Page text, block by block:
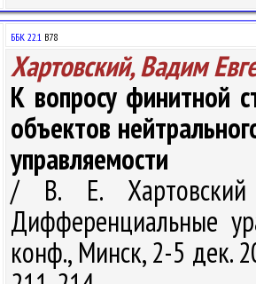
ББК 22.1 В78
Хартовский, Вадим
К вопросу финитной
объектов
управляемости
/ В. Е. Хартовский
Дифференциальные
конф., Минск, 2-5 дек.